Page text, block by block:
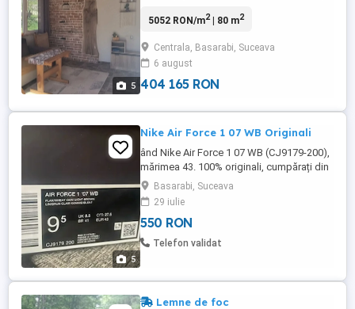
5
complet mobilată și utilată, ideală pentru
oferă proprietatea: O suprafata totala de
1800 de mp Parter finisat modern: 2
dormitoare, ...
5052 RON/m2| 80 m2
Centrala, Basarabi, Suceava
6 august
404 165 RON
5
Nike Air Force 1 07 WB Originali
ând Nike Air Force 1 07 WB (CJ9179-200),
mărimea 43. 100% originali, cumpărați din
magazin. Noi, nepurtați, cu cutia originală.
Stare impecabilă.
Basarabi, Suceava
29 iulie
550 RON
Telefon validat
Lemne de foc